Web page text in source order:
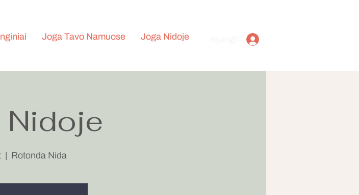
Joga Tavo Namuose Joga Nidoje
Nidoje
Rotonda Nida